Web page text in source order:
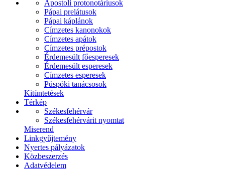
Apostoli protonotáriusok
Pápai prelátusok
Pápai káplánok
Címzetes kanonokok
Címzetes apátok
Címzetes prépostok
Érdemesült főesperesek
Érdemesült esperesek
Címzetes esperesek
Püspöki tanácsosok
Kitüntetések
Térkép
Székesfehérvár
Székesfehérvárit nyomtat
Miserend
Linkgyűjtemény
Nyertes pályázatok
Közbeszerzés
Adatvédelem